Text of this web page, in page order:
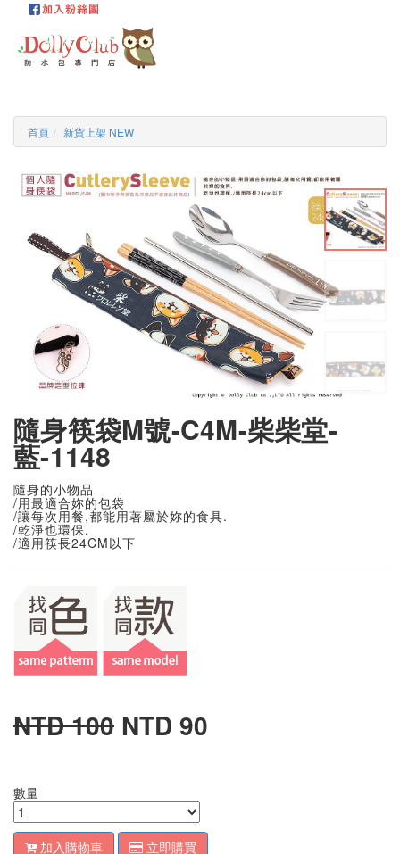
首頁 新貨上架 NEW
隨身筷袋M號-C4M-柴柴堂-
藍-1148
隨身的小物品
/用最適合妳的包袋
/讓每次用餐,都能用著屬於妳的食具.
/乾淨也環保.
/適用筷長24CM以下
NTD 100 NTD 90
數量
加入購物車 立即購買